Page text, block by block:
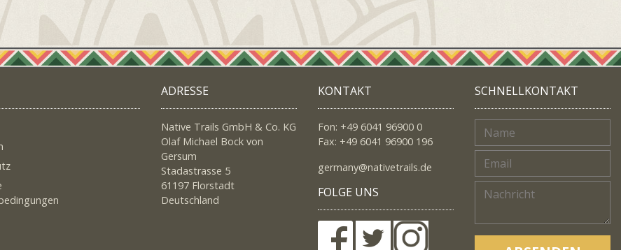
ADRESSE
Native Trails GmbH & Co. KG
Olaf Michael Bock von
Gersum
Stadastrasse 5
61197 Florstadt
Deutschland
KONTAKT
Fon: +49 6041 96900 0
Fax: +49 6041 96900 196
germany@nativetrails.de
FOLGE UNS
SCHNELLKONTAKT